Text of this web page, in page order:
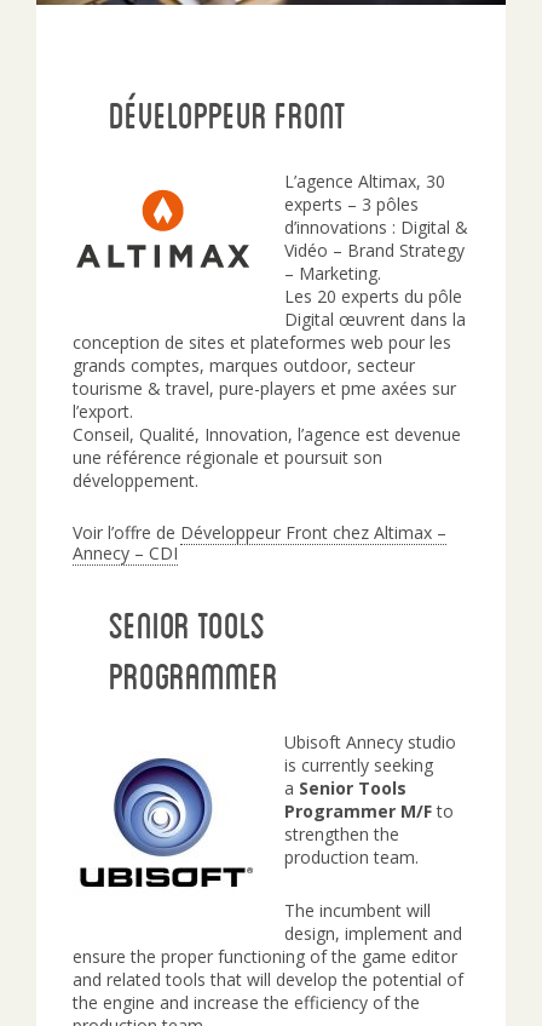
Développeur Front
L’agence Altimax, 30
experts – 3 pôles
d’innovations : Digital &
Vidéo – Brand Strategy
– Marketing.
Les 20 experts du pôle
Digital œuvrent dans la
conception de sites et plateformes web pour les
grands comptes, marques outdoor, secteur
tourisme & travel, pure-players et pme axées sur
l’export.
Conseil, Qualité, Innovation, l’agence est devenue
une référence régionale et poursuit son
développement.
Voir l’offre de Développeur Front chez Altimax –
Annecy – CDI
Senior Tools
Programmer
Ubisoft Annecy studio
is currently seeking
a Senior Tools
Programmer M/Fto
strengthen the
production team.
The incumbent will
design, implement and
ensure the proper functioning of the game editor
and related tools that will develop the potential of
the engine and increase the efficiency of the